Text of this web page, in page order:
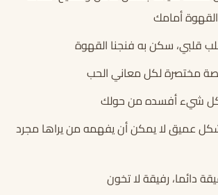
أمامك
قلبي، سكن به فنجنا القهوة
مختصرة لكل معاني الحب
شيء أفسده من حولك
عميق لا يمكن أن يفهمه من يراها مجرد
دائما، رفيقة لا تخون